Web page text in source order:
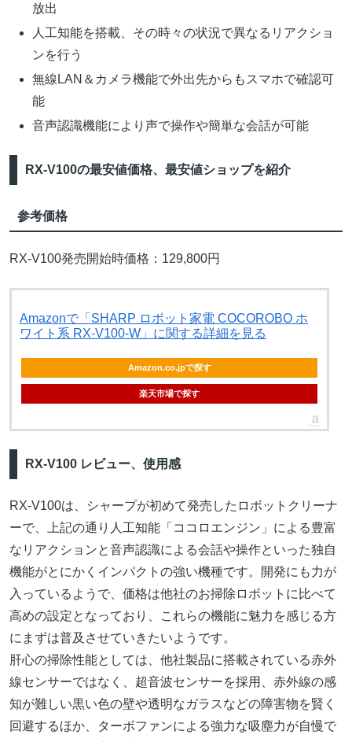
放出
人工知能を搭載、その時々の状況で異なるリアクショ
ンを行う
無線LAN＆カメラ機能で外出先からもスマホで確認可
能
音声認識機能により声で操作や簡単な会話が可能
RX-V100の最安値価格、最安値ショップを紹介
参考価格
RX-V100発売開始時価格：129,800円
Amazonで「SHARP ロボット家電 COCOROBO ホ
ワイト系 RX-V100-W」に関する詳細を見る
Amazon.co.jpで探す
楽天市場で探す
RX-V100 レビュー、使用感
RX-V100は、シャープが初めて発売したロボットクリーナ
ーで、上記の通り人工知能「ココロエンジン」による豊富
なリアクションと音声認識による会話や操作といった独自
機能がとにかくインパクトの強い機種です。開発にも力が
入っているようで、価格は他社のお掃除ロボットに比べて
高めの設定となっており、これらの機能に魅力を感じる方
にまずは普及させていきたいようです。
肝心の掃除性能としては、他社製品に搭載されている赤外
線センサーではなく、超音波センサーを採用、赤外線の感
知が難しい黒い色の壁や透明なガラスなどの障害物を賢く
回避するほか、ターボファンによる強力な吸塵力が自慢で